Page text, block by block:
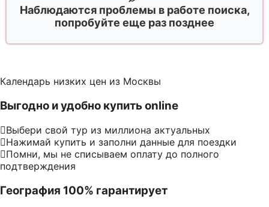
Наблюдаются проблемы в работе поиска,
попробуйте еще раз позднее
Календарь низких цен из Москвы
Выгодно и удобно купить online
Выбери свой тур из миллиона актуальных
Нажимай купить и заполни данные для поездки
Помни, мы не списываем оплату до полного
подтверждения
География 100% гарантирует